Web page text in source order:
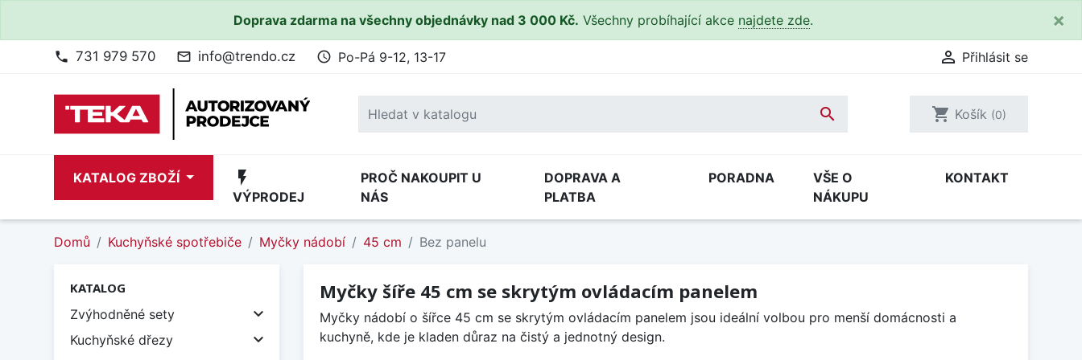
Doprava zdarma na všechny objednávky nad 3 000 Kč. Všechny probíhající akce najdete zde. ×
phone 731 979 570 mail_outline info@trendo.cz access_time Po-Pá 9-12, 13-17  Přihlásit se
 shopping_cart Košík (0)
KATALOG ZBOŽÍ flash_on
VÝPRODEJ
PROČ NAKOUPIT U
NÁS
DOPRAVA A
PLATBA
PORADNA
VŠE O
NÁKUPU
KONTAKT
Domů Kuchyňské spotřebiče Myčky nádobí 45 cm Bez panelu
KATALOG
Zvýhodněné sety

Kuchyňské dřezy 
Myčky šíře 45 cm se skrytým ovládacím panelem
Myčky nádobí o šířce 45 cm se skrytým ovládacím panelem jsou ideální volbou pro menší domácnosti a
kuchyně, kde je kladen důraz na čistý a jednotný design.